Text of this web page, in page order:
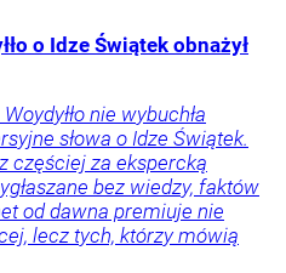
o Idze Świątek obnażył
nie wybuchła
słowa o Idze Świątek.
częściej za ekspercką
bez wiedzy, faktów
od dawna premiuje nie
lecz tych, którzy mówią